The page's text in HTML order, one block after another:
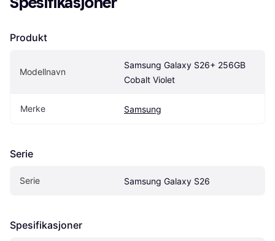
Produkt
Modellnavn
Samsung Galaxy S26+ 256GB
Cobalt Violet
Merke Samsung
Serie
Serie Samsung Galaxy S26
Spesifikasjoner